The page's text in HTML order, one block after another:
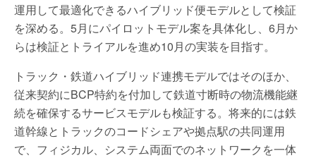
運用して最適化できるハイブリッド便モデルとして検証
を深める。5月にパイロットモデル案を具体化し、6月か
らは検証とトライアルを進め10月の実装を目指す。
トラック・鉄道ハイブリッド連携モデルではそのほか、
従来契約にBCP特約を付加して鉄道寸断時の物流機能継
続を確保するサービスモデルも検証する。将来的には鉄
道幹線とトラックのコードシェアや拠点駅の共同運用
で、フィジカル、システム両面でのネットワークを一体